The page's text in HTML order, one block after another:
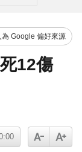
為 Google 偏好來源
12傷